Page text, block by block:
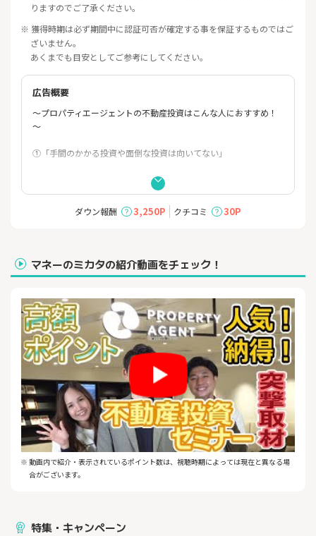
りますのでご了承ください。
※ 獲得時期は必ず期間中に認証可否が確定する事を保証するものではご
ざいません。
あくまでも目安としてご参考にしてください。
広告概要
～プロパティエージェントの不動産投資はこんな人におすすめ！
～
①「手間のかかる投資や面倒な投資は向いてない」
面倒事はプロパティエージェントにお任せ！
少ない負担で、将来、毎月約5万円〜6万円の副収入を実現しまし
初期投資は10万円から投資できるため
家計への負担を抑えつつ資産を築きましょう！
③「家族に残すために投資をしたい」
ご家族に向けて、将来的に数千万円規模の不動産という資産を遺
すことや、
継続的な家賃収入を遺すことが可能です。
不動産投資は、様々な目的にあわせて投資できる手法です。
「あなたは何のために投資をしますか？」
不動産投資で、目的達成に近づく1歩を踏み出しませんか？
ダウン報酬 3,250P クチコミ 30P
マネーのミカタの紹介動画をチェック！
※ 動画内で紹介・表示されているポイント数は、視聴時期によっては現在と異なる場
合がございます。
特集・キャンペーン